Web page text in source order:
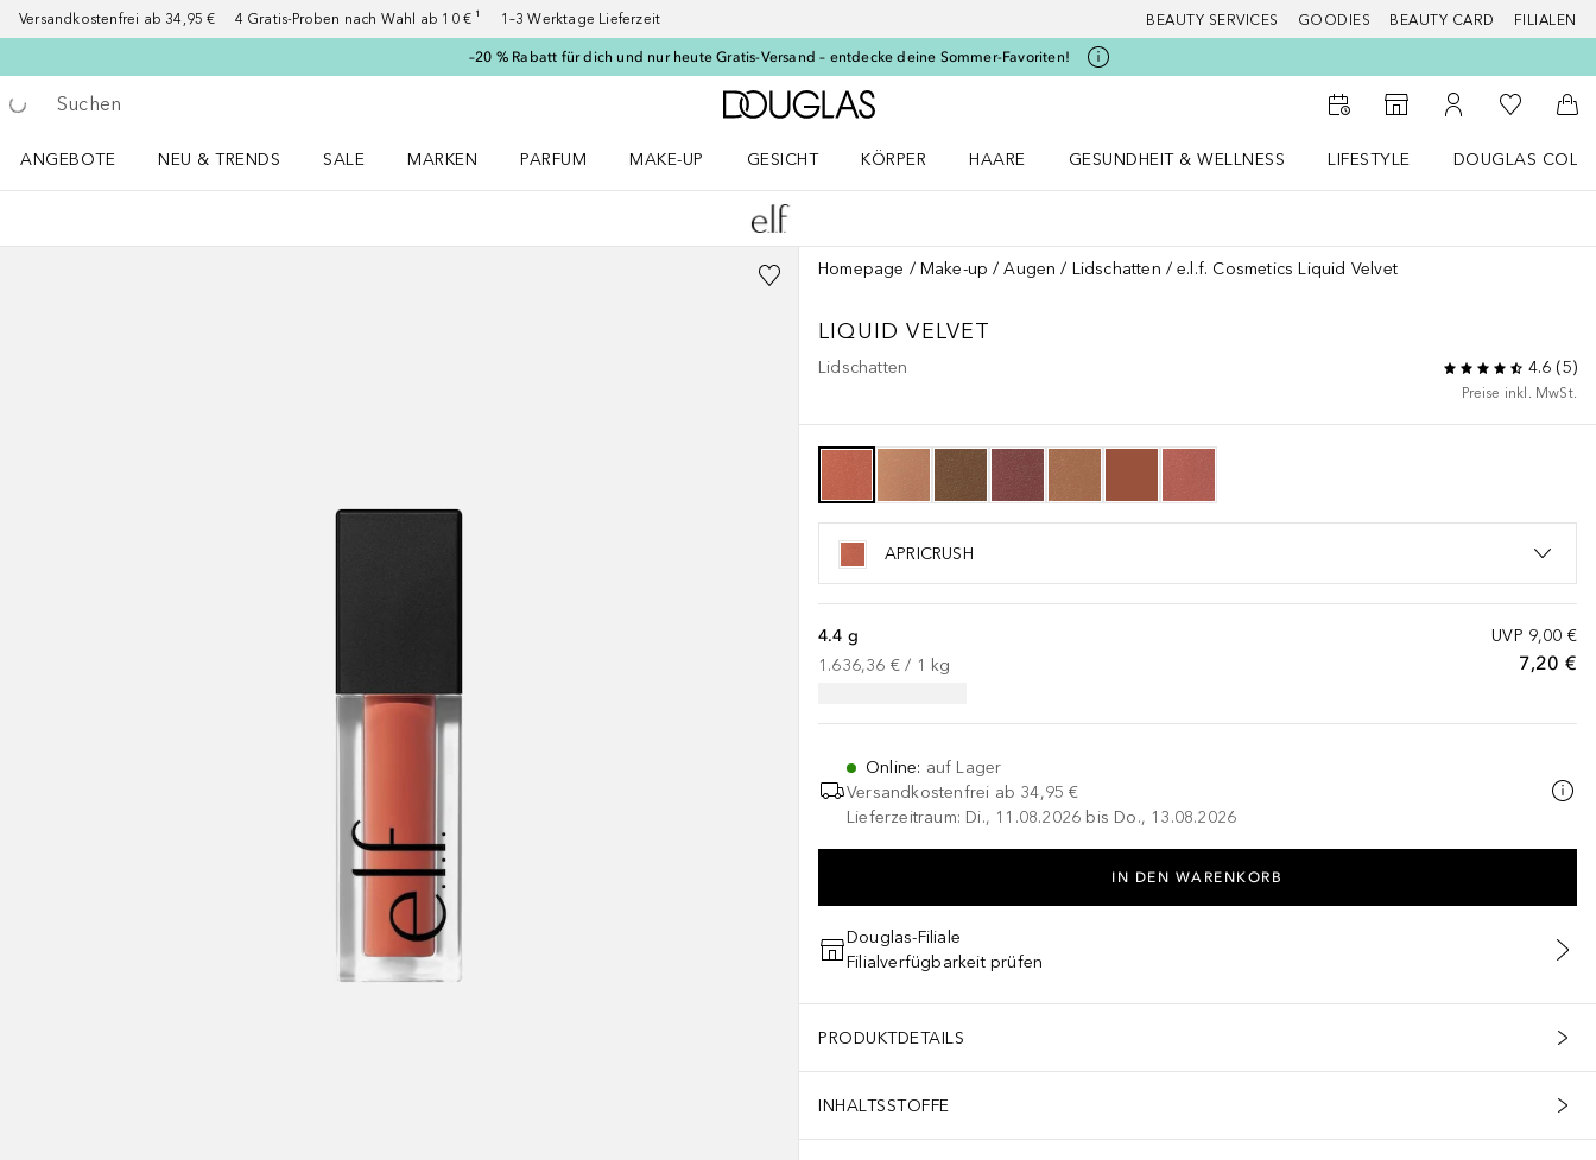
Versandkostenfrei ab 34,95 € 4 Gratis-Proben nach Wahl ab 10 € ¹ 1–3 Werktage Lieferzeit BEAUTY SERVICES GOODIES BEAUTY CARD FILIALEN
–20 % Rabatt für dich und nur heute Gratis-Versand – entdecke deine Sommer-Favoriten!
Gehe zurück
Suche ausführen
Zur Douglas Startseite
Zum Storefinder
Zu Meinem
Zu Meiner
ANGEBOTE
NEU & TRENDS
SALE
MARKEN
PARFUM
MAKE-UP
GESICHT
KÖRPER
HAARE
GESUNDHEIT & WELLNESS
LIFESTYLE
DOUGLAS
Homepage Make-up Augen Lidschatten e.l.f. Cosmetics Liquid Velvet
LIQUID VELVET
Lidschatten 4.6 (5)
Preise inkl. MwSt.
APRICRUSH
UVP 9,00 €
7,20 €
4.4 g
1.636,36 € / 1 kg
Online: auf Lager
Versandkostenfrei ab 34,95 €
Lieferzeitraum: Di., 11.08.2026 bis Do., 13.08.2026
IN DEN WARENKORB
Douglas-Filiale
Filialverfügbarkeit prüfen
PRODUKTDETAILS
INHALTSSTOFFE